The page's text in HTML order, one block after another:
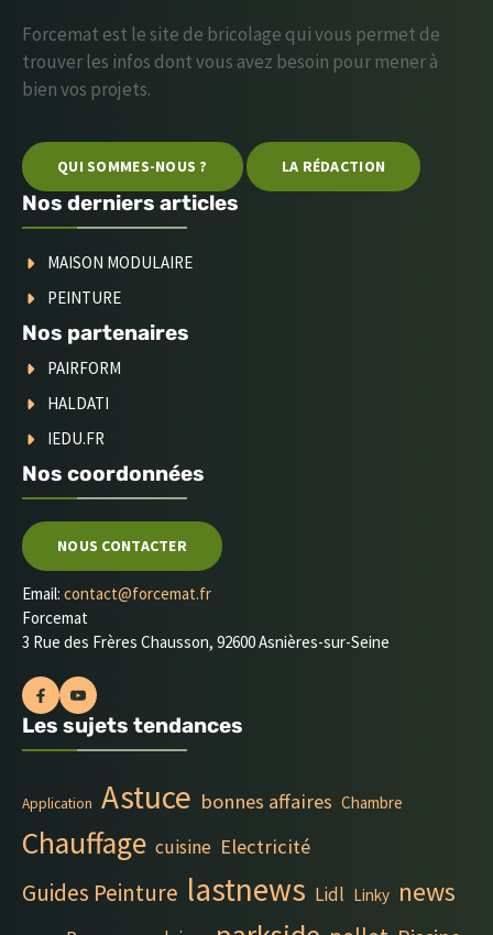
Forcemat est le site de bricolage qui vous permet de
trouver les infos dont vous avez besoin pour mener à
bien vos projets.
QUI SOMMES-NOUS ? LA RÉDACTION
Nos derniers articles
MAISON MODULAIRE
PEINTURE
Nos partenaires
PAIRFORM
HALDATI
IEDU.FR
Nos coordonnées
NOUS CONTACTER
Email: contact@forcemat.fr
Forcemat
3 Rue des Frères Chausson, 92600 Asnières-sur-Seine
Les sujets tendances
Application Astuce bonnes affaires Chambre
Chauffage cuisine Electricité
Guides Peinture lastnews Lidl Linky news